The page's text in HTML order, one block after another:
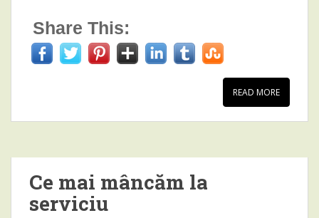
Share This:
READ MORE
Ce mai mâncăm la
serviciu